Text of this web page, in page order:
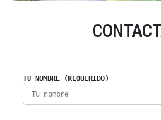
TU NOMBRE (REQUERIDO)